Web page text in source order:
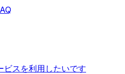
ビスを利用したいです